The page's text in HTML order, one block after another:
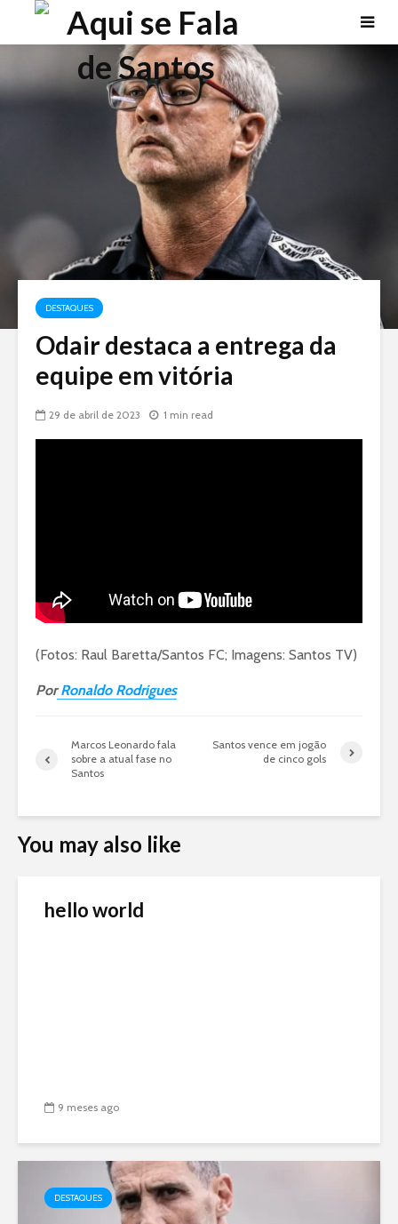
DESTAQUES
Odair destaca a entrega da
equipe em vitória
29 de abril de 2023 1 min read
(Fotos: Raul Baretta/Santos FC; Imagens: Santos TV)
PorRonaldo Rodrigues
Marcos Leonardo fala
sobre a atual fase no
Santos
Santos vence em jogão
de cinco gols
You may also like
hello world
9 meses ago
DESTAQUES